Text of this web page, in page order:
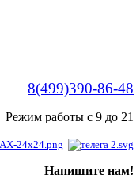
8(499)390-86-48
Режим работы с 9 до 21
Напишите нам!